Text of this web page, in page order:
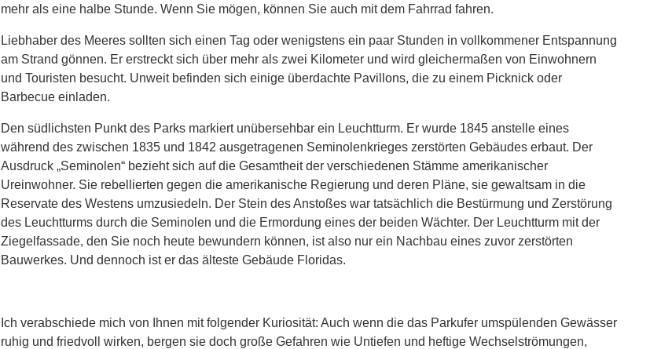
mehr als eine halbe Stunde. Wenn Sie mögen, können Sie auch mit dem Fahrrad fahren.
Liebhaber des Meeres sollten sich einen Tag oder wenigstens ein paar Stunden in vollkommener Entspannung
am Strand gönnen. Er erstreckt sich über mehr als zwei Kilometer und wird gleichermaßen von Einwohnern
und Touristen besucht. Unweit befinden sich einige überdachte Pavillons, die zu einem Picknick oder
Barbecue einladen.
Den südlichsten Punkt des Parks markiert unübersehbar ein Leuchtturm. Er wurde 1845 anstelle eines
während des zwischen 1835 und 1842 ausgetragenen Seminolenkrieges zerstörten Gebäudes erbaut. Der
Ausdruck „Seminolen“ bezieht sich auf die Gesamtheit der verschiedenen Stämme amerikanischer
Ureinwohner. Sie rebellierten gegen die amerikanische Regierung und deren Pläne, sie gewaltsam in die
Reservate des Westens umzusiedeln. Der Stein des Anstoßes war tatsächlich die Bestürmung und Zerstörung
des Leuchtturms durch die Seminolen und die Ermordung eines der beiden Wächter. Der Leuchtturm mit der
Ziegelfassade, den Sie noch heute bewundern können, ist also nur ein Nachbau eines zuvor zerstörten
Bauwerkes. Und dennoch ist er das älteste Gebäude Floridas.
Ich verabschiede mich von Ihnen mit folgender Kuriosität: Auch wenn die das Parkufer umspülenden Gewässer
ruhig und friedvoll wirken, bergen sie doch große Gefahren wie Untiefen und heftige Wechselströmungen,